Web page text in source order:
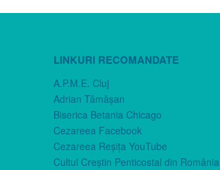
LINKURI RECOMANDATE
A.P.M.E. Cluj
Adrian Tămăşan
Biserica Betania Chicago
Cezareea Facebook
Cezareea Reşiţa YouTube
Cultul Creştin Penticostal din România